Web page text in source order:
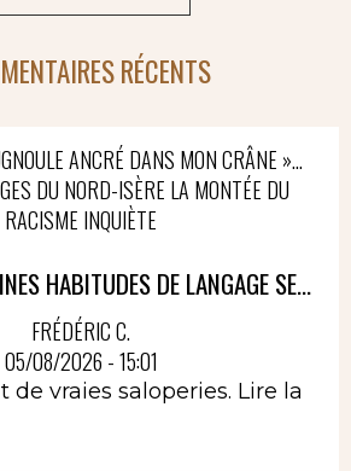
RÉCENTS
ANCRÉ DANS MON CRÂNE »…
DU NORD-ISÈRE LA MONTÉE DU
RACISME INQUIÈTE
HABITUDES DE LANGAGE SE...
FRÉDÉRIC C.
05/08/2026 - 15:01
de vraies saloperies. Lire la